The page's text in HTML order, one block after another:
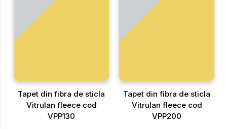
Tapet din fibra de sticla
Vitrulan fleece cod
VPP130
Tapet din fibra de sticla
Vitrulan fleece cod
VPP200